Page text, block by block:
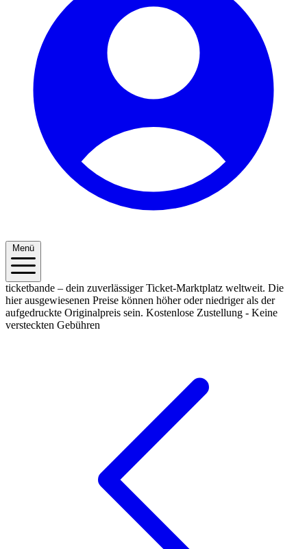
Menü
ticketbande – dein zuverlässiger Ticket-Marktplatz weltweit. Die
hier ausgewiesenen Preise können höher oder niedriger als der
aufgedruckte Originalpreis sein. Kostenlose Zustellung - Keine
versteckten Gebühren